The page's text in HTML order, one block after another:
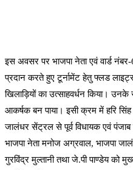
इस अवसर पर भाजपा नेता एवं वार्ड
प्रदान करते हुए टूर्नामेंट हेतु फ्लड
खिलाड़ियों का उत्साहवर्धन किया।
आकर्षक बन पाया। इसी क्रम में हरि सिंह
जालंधर सेंट्रल से पूर्व विधायक एवं पंजाब
भाजपा नेता मनोज अग्रवाल, भाजपा
गुरविंद्र मुल्तानी तथा जे.पी पाण्डेय को